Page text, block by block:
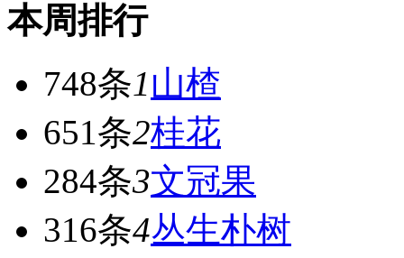
本周排行
748条1山楂
651条2桂花
284条3文冠果
316条4丛生朴树